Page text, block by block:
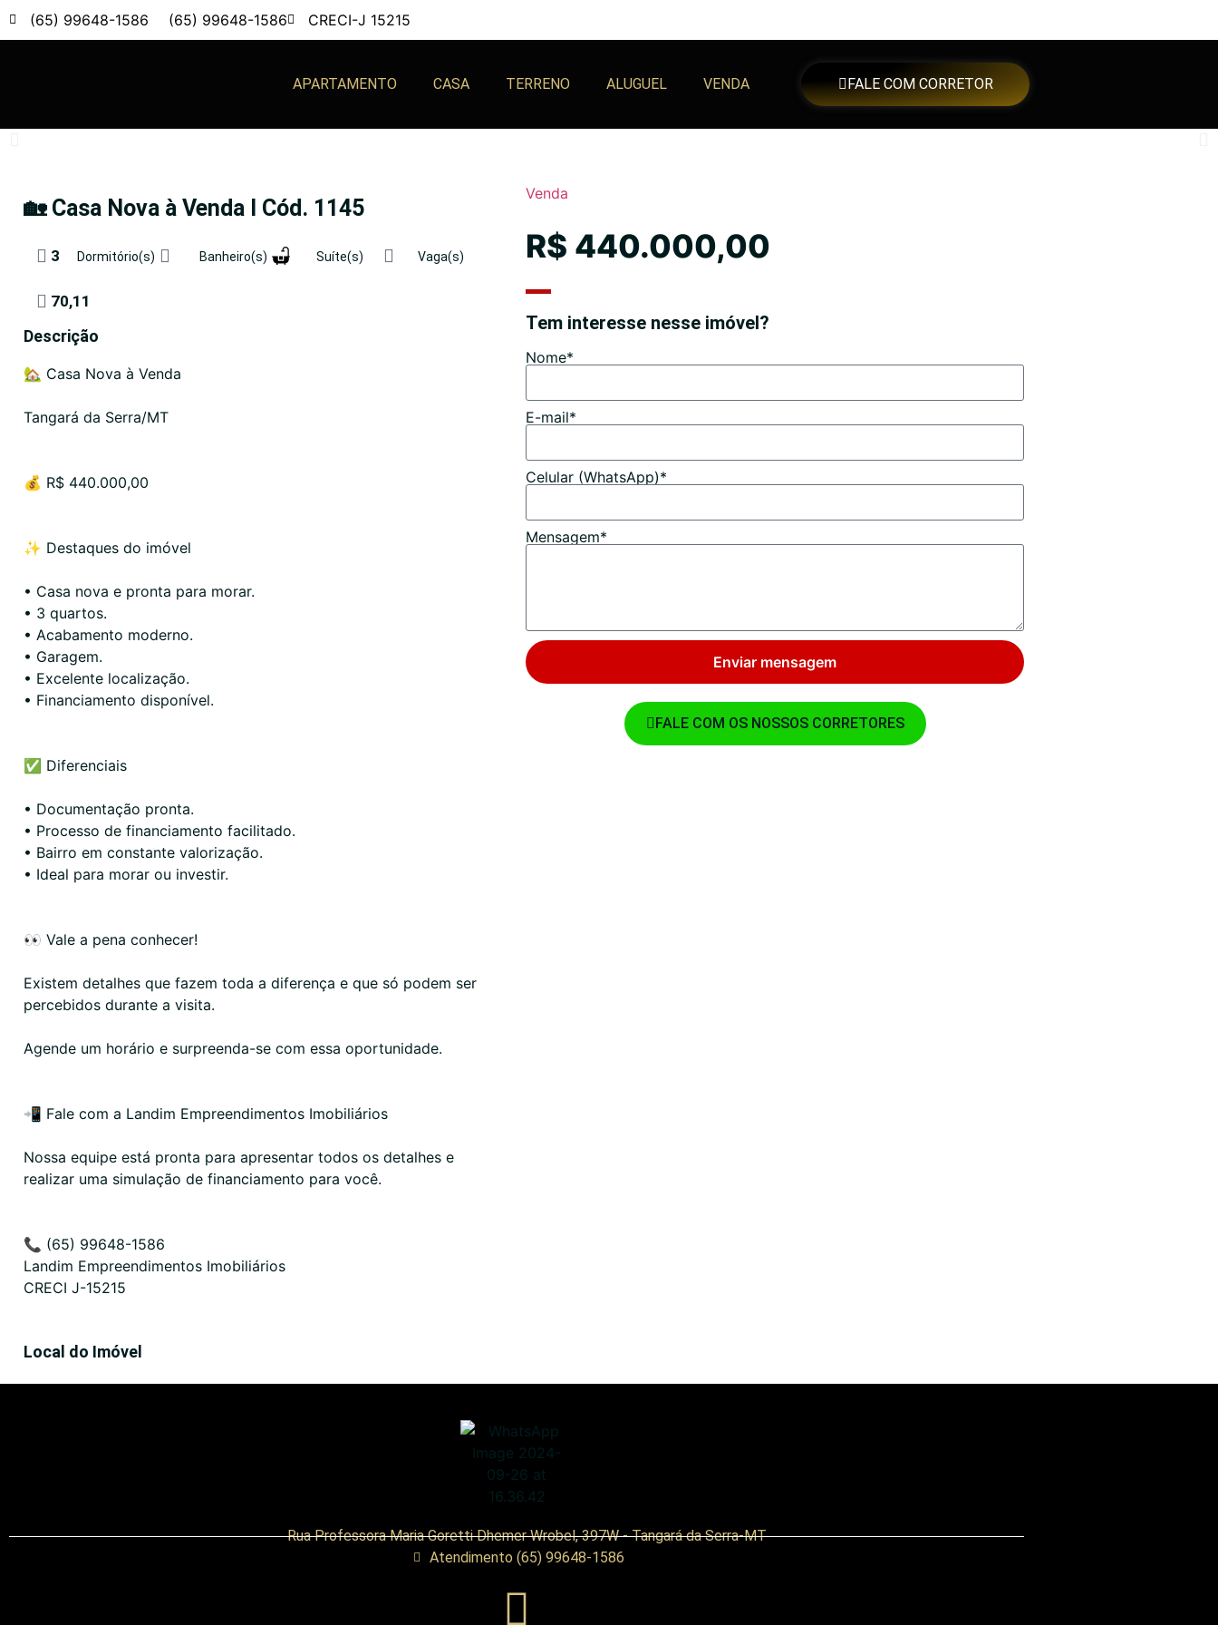
(65) 99648-1586 (65) 99648-1586 CRECI-J 15215
APARTAMENTO CASA TERRENO ALUGUEL VENDA FALE COM CORRETOR
🏡 Casa Nova à Venda l Cód. 1145
3 Dormitório(s) Banheiro(s) Suíte(s) Vaga(s)
70,11
Descrição
🏡 Casa Nova à Venda
Tangará da Serra/MT
💰 R$ 440.000,00
✨ Destaques do imóvel
• Casa nova e pronta para morar.
• 3 quartos.
• Acabamento moderno.
• Garagem.
• Excelente localização.
• Financiamento disponível.
✅ Diferenciais
• Documentação pronta.
• Processo de financiamento facilitado.
• Bairro em constante valorização.
• Ideal para morar ou investir.
👀 Vale a pena conhecer!
Existem detalhes que fazem toda a diferença e que só podem ser
percebidos durante a visita.
Agende um horário e surpreenda-se com essa oportunidade.
📲 Fale com a Landim Empreendimentos Imobiliários
Nossa equipe está pronta para apresentar todos os detalhes e
realizar uma simulação de financiamento para você.
📞 (65) 99648-1586
Landim Empreendimentos Imobiliários
CRECI J-15215
Local do Imóvel
Venda
R$ 440.000,00
Tem interesse nesse imóvel?
Nome*
E-mail*
Celular (WhatsApp)*
Mensagem*
Enviar mensagem
FALE COM OS NOSSOS CORRETORES
Rua Professora Maria Goretti Dhemer Wrobel, 397W - Tangará da Serra-MT
Atendimento (65) 99648-1586